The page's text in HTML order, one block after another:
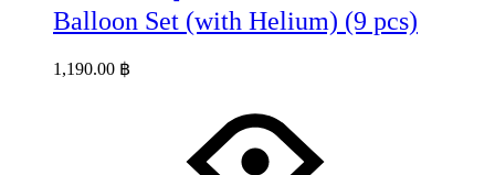
Balloon Set (with Helium) (9 pcs)
1,190.00 ฿